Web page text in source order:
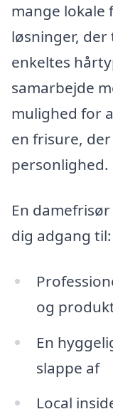
mange
løsninger,
enkeltes
samarbejde
mulighed for
en frisure,
personlighed.
En
dig adgang til:
og
En
slappe af
Local